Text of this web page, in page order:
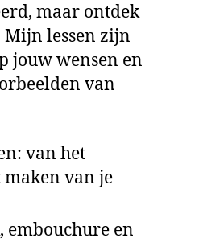
maar ontdek
lessen zijn
jouw wensen en
van
van het
van je
embouchure en